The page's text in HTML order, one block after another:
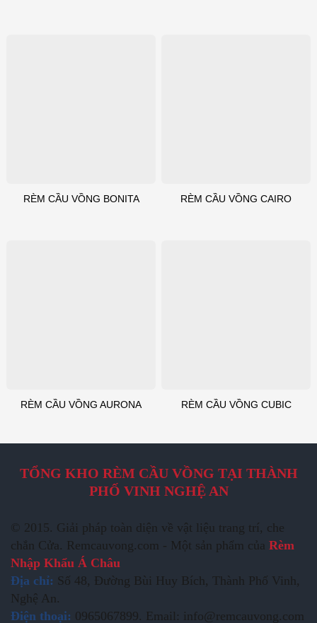
RÈM CẦU VỒNG BONITA RÈM CẦU VỒNG CAIRO
RÈM CẦU VỒNG AURONA RÈM CẦU VỒNG CUBIC
TỔNG KHO RÈM CẦU VỒNG TẠI THÀNH
PHỐ VINH NGHỆ AN
© 2015. Giải pháp toàn diện về vật liệu trang trí, che
chắn Cửa. Remcauvong.com - Một sản phẩm của Rèm
Nhập Khẩu Á Châu
Địa chỉ: Số 48, Đường Bùi Huy Bích, Thành Phố Vinh,
Nghệ An.
Điện thoại: 0965067899. Email: info@remcauvong.com